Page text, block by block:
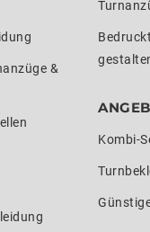
&
Kombi-